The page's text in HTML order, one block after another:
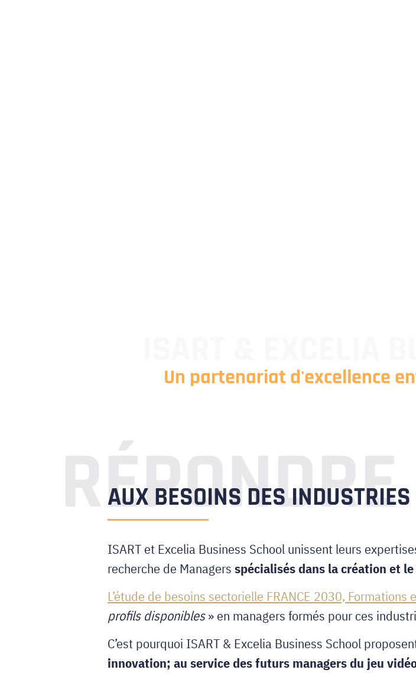
Un partenariat d'excellence
RÉPONDRE
AUX BESOINS DES
ISART et Excelia Business School unissent leurs
recherche de Managers spécialisés dans la création et
L’étude de besoins sectorielle FRANCE 2030, Formations
profils disponibles» en managers formés pour ces
C’est pourquoi ISART & Excelia Business School
innovation; au service des futurs managers du jeu